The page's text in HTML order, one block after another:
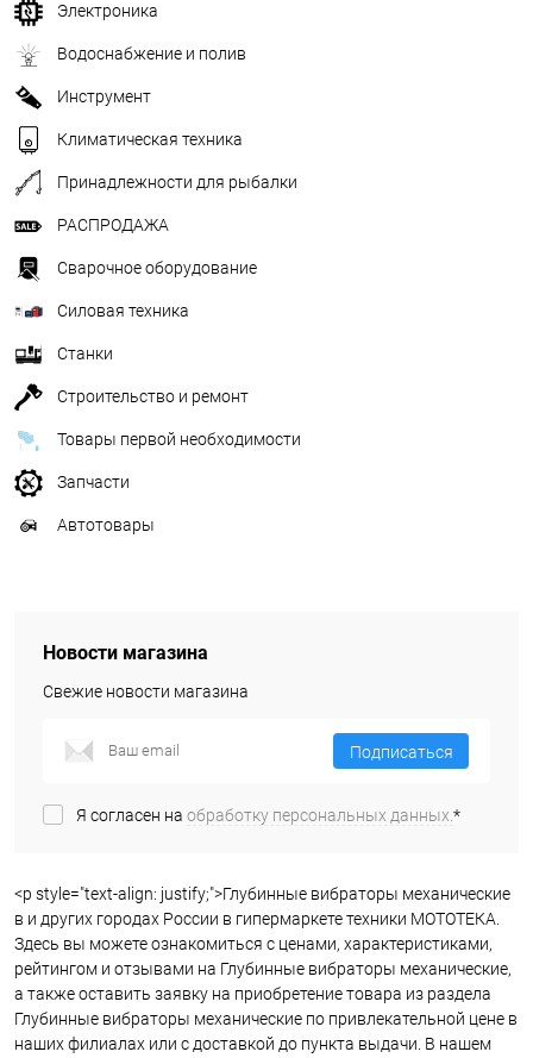
Электроника
Водоснабжение и полив
Инструмент
Климатическая техника
Принадлежности для рыбалки
РАСПРОДАЖА
Сварочное оборудование
Силовая техника
Станки
Строительство и ремонт
Товары первой необходимости
Запчасти
Автотовары
Новости магазина
Свежие новости магазина
Подписаться
Я согласен на обработку персональных данных.*
<p style="text-align: justify;">Глубинные вибраторы механические
в и других городах России в гипермаркете техники МОТОТЕКА.
Здесь вы можете ознакомиться с ценами, характеристиками,
рейтингом и отзывами на Глубинные вибраторы механические,
а также оставить заявку на приобретение товара из раздела
Глубинные вибраторы механические по привлекательной цене в
наших филиалах или с доставкой до пункта выдачи. В нашем